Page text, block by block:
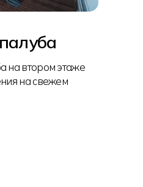
на втором этаже
на свежем